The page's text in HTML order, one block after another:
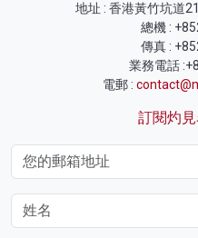
地址 : 香港黃竹坑道
總機 :
傳真 :
業務電話
電郵 :
訂閱灼